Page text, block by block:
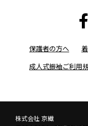
保護者の方へ
成人式振袖ご利用
株式会社 京繊